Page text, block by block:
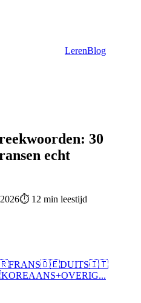
LerenBlog
30
echt
⏱ 12 min leestijd
FRANS🇩🇪DUITS🇮🇹
KOREAANS+OVERIG...